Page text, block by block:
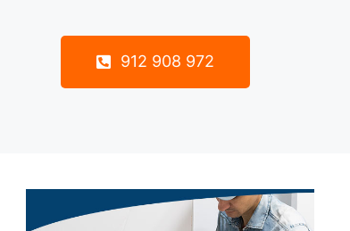
912 908 972